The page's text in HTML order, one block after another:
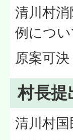
清川村
例につい
原案可決
村長提
清川村